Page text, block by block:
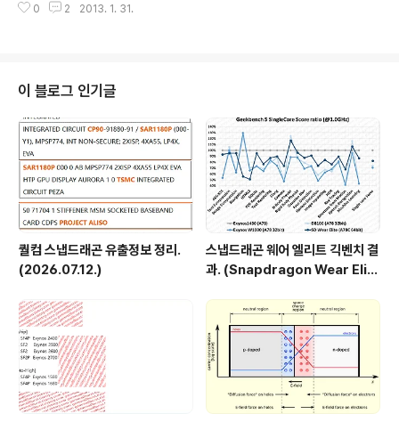
팩에서의 VFP 성능은 기존 스냅드래곤S4 프로와 스냅드
제가 쓰는게 테이크 LTE 입니다. 스냅드래곤S4 듀얼 탑재
했습니다. 1.5GHz 싱글스레드 150 MFLOPS 는 스냅드
래곤S4 쿼드 1.5GHz 싱글스레드 결과에 크게 근접하는
결과입니다. 그리고 쿼드코어이기때문에 멀티스레드에서
정확히 4배 성능이 나온다면 산술적으로 600 MFLOPS
인데, 이는 스냅드래곤S4 쿼드 1.5GHz 멀티스레드 결과
중 상위 결과들과 ..
0 2 2013. 1. 31.
이 블로그 인기글
퀄컴 스냅드래곤 유출정보 정리.
(2026.07.12.)
스냅드래곤 웨어 엘리트 긱벤치 결
과. (Snapdragon Wear Elit